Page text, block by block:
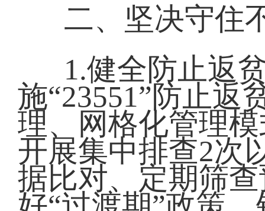
二、坚决守住
1.健全防止返
施“23551”防止返
理、网格化管理
开展集中排查2次
据比对、定期筛